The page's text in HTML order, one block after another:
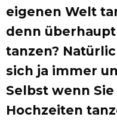
eigenen Welt
denn
tanzen?
sich ja immer
Selbst wenn
Hochzeiten